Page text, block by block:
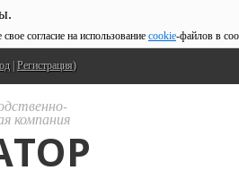
согласие на использование cookie-файлов в
Регистрация)
компания